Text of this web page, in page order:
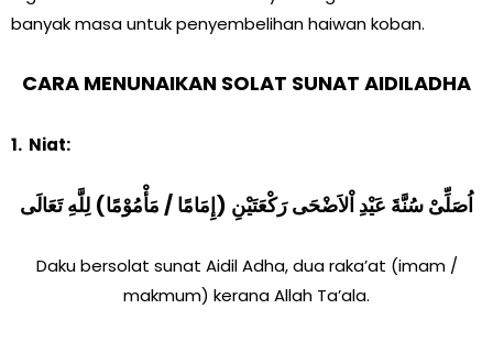
banyak masa untuk penyembelihan haiwan koban.
CARA MENUNAIKAN SOLAT SUNAT AIDILADHA
1. Niat:
اُصَلِّىْ سُنَّةَ عَيْدِ اْلاَضْحَى رَكْعَتَيْنِ (إِمَامًا / مَأْمُوْمًا) لِلَّهِ تَعَالَى
Daku bersolat sunat Aidil Adha, dua raka’at (imam /
makmum) kerana Allah Ta’ala.